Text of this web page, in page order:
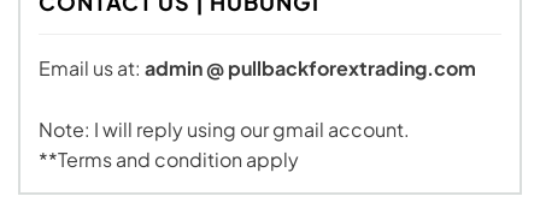
Email us at: admin @ pullbackforextrading.com
Note: I will reply using our gmail account.
**Terms and condition apply